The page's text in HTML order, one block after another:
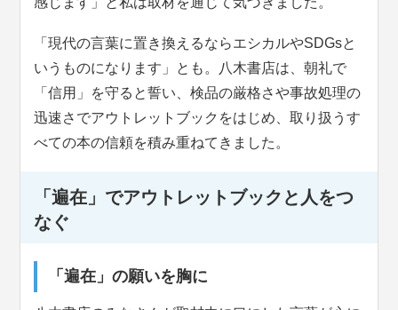
「現代の言葉に置き換えるならエシカルやSDGsと
いうものになります」とも。八木書店は、朝礼で
「信用」を守ると誓い、検品の厳格さや事故処理の
迅速さでアウトレットブックをはじめ、取り扱うす
べての本の信頼を積み重ねてきました。
「遍在」でアウトレットブックと人をつ
なぐ
「遍在」の願いを胸に